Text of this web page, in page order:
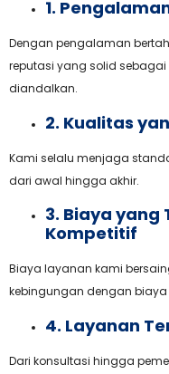
1.
Dengan pengalaman
reputasi yang solid
diandalkan.
2. Kualitas
Kami selalu menjaga
dari awal hingga akhir.
3. Biaya
Kompetitif
Biaya layanan kami
kebingungan dengan
4. Layanan
Dari konsultasi hingga